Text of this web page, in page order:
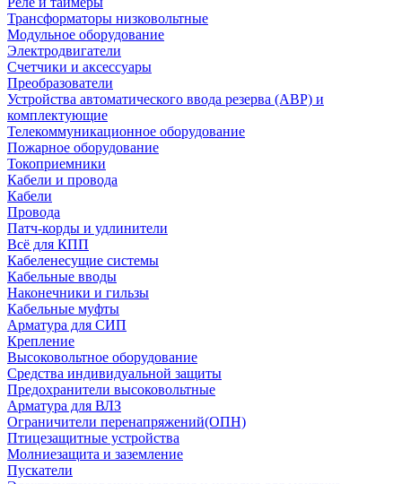
Трансформаторы низковольтные
Модульное оборудование
Электродвигатели
Счетчики и аксессуары
Преобразователи
Устройства автоматического ввода резерва (АВР) и
комплектующие
Телекоммуникационное оборудование
Пожарное оборудование
Токоприемники
Кабели и провода
Кабели
Провода
Патч-корды и удлинители
Всё для КПП
Кабеленесущие системы
Кабельные вводы
Наконечники и гильзы
Кабельные муфты
Арматура для СИП
Крепление
Высоковольтное оборудование
Средства индивидуальной защиты
Предохранители высоковольтные
Арматура для ВЛЗ
Ограничители перенапряжений(ОПН)
Птицезащитные устройства
Молниезащита и заземление
Пускатели